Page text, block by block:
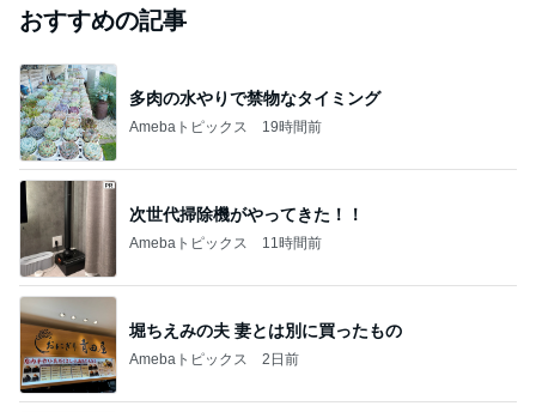
おすすめの記事
多肉の水やりで禁物なタイミング
Amebaトピックス 19時間前
次世代掃除機がやってきた！！
Amebaトピックス 11時間前
堀ちえみの夫 妻とは別に買ったもの
Amebaトピックス 2日前